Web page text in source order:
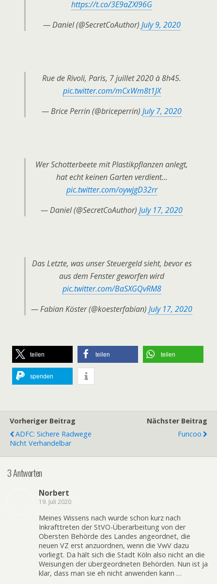
https://t.co/3E9aZXl96G
— Daniel (@SecretCoAuthor) July 9, 2020
Rue de Rivoli, Paris, 7 juillet 2020 à 8h45.
pic.twitter.com/mCxWm8t1JX
— Brice Perrin (@briceperrin) July 7, 2020
Wer Schotterbeete mit Plastikpflanzen anlegt,
hat echt keinen Garten verdient…
pic.twitter.com/oywjgD32rr
— Daniel (@SecretCoAuthor) July 17, 2020
Das Letzte, was unser Steuergeld sieht, bevor es
aus dem Fenster geworfen wird
pic.twitter.com/BaSXGQvRM8
— Fabian Köster (@koesterfabian) July 17, 2020
teilen teilen teilen
spenden
Vorheriger Beitrag
ADFC: Sichere Radwege
Nicht Verhandelbar
Nächster Beitrag
Funcoo
3 Antworten
Norbert
19. Juli 2020
Meines Wissens nach wurde schon kurz nach
Inkrafttreten der StVO-Überarbeitung von der
Obersten Behörde des Landes angeordnet, die
neuen VZ erst anzuordnen, wenn die VwV dazu
vorliegt. Da hält sich die Stadt Köln also nicht an die
Weisungen der übergeordneten Behörden. Nun ist ja
klar, dass man sie eh nicht anwenden kann …